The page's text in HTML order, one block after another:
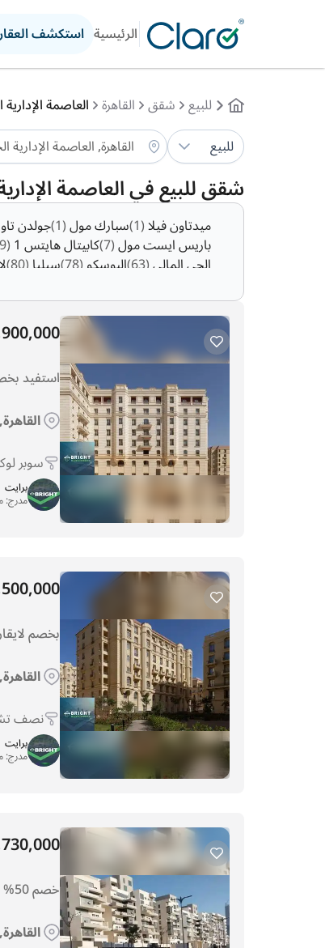
الرئيسية استكشف
للبيع شقق القاهرة العاصمة
للبيع
شقق للبيع في العاصمة
ميدتاون فيلا(1) سبارك مول(1) جولدن
باريس ايست مول(7) كابيتال هايتس 1 (9)
الحي المالي(63) البوسكو(78) سيليا(80)
استفيد بخصم
سوبر
برايت
مدرج:
بخصم لايقارن
نصف
برايت
مدرج:
خصم 50% واستلم شقة 278م متشطبة فيو برج ايقوني